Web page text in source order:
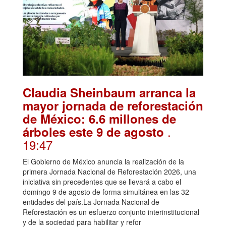
Claudia Sheinbaum arranca la
mayor jornada de reforestación
de México: 6.6 millones de
árboles este 9 de agosto .
19:47
El Gobierno de México anuncia la realización de la
primera Jornada Nacional de Reforestación 2026, una
iniciativa sin precedentes que se llevará a cabo el
domingo 9 de agosto de forma simultánea en las 32
entidades del país.La Jornada Nacional de
Reforestación es un esfuerzo conjunto interinstitucional
y de la sociedad para habilitar y refor